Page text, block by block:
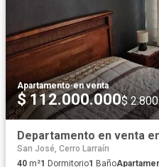
Apartamento·en venta
$ 112.000.000$
Departamento en venta
San José, Cerro Larraín
40 m²1 Dormitorio1 Baño